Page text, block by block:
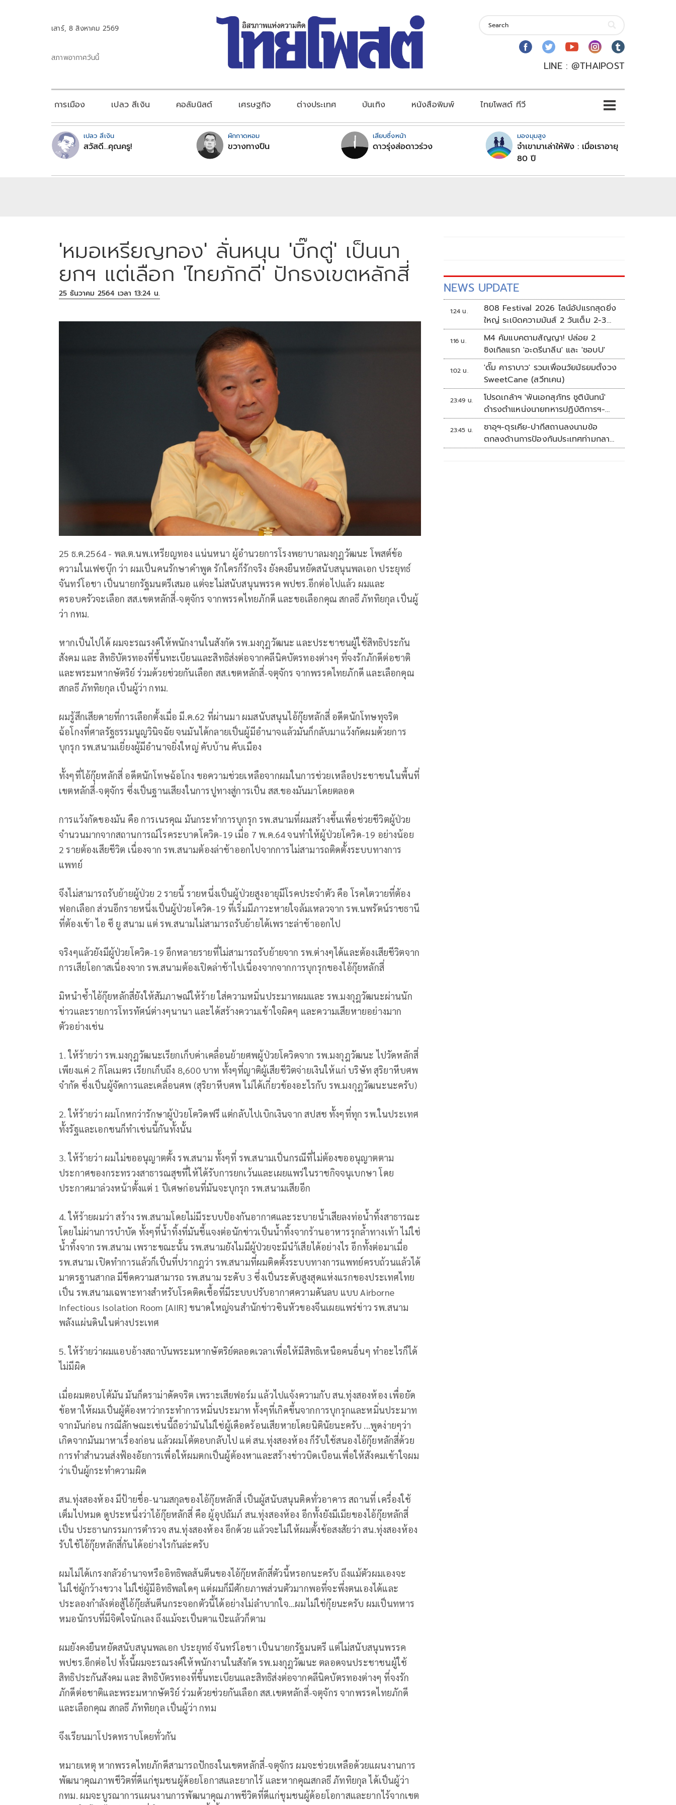
เสาร์, 8 สิงหาคม 2569
สภาพอากาศวันนี้
LINE : @THAIPOST
การเมือง เปลว สีเงิน คอลัมนิสต์ เศรษฐกิจ ต่างประเทศ บันเทิง หนังสือพิมพ์ ไทยโพสต์ ทีวี
เปลว สีเงิน
สวัสดี...คุณครู!
ผักกาดหอม
ขวางทางปืน
เสียบซึ่งหน้า
ดาวรุ่งส่อดาวร่วง
มองมุมสูง
จำเขามาเล่าให้ฟัง : เมื่อเราอายุ
80 ปี
'หมอเหรียญทอง' ลั่นหนุน 'บิ๊กตู่' เป็นนา
ยกฯ แต่เลือก 'ไทยภักดี' ปักธงเขตหลักสี่
25 ธันวาคม 2564 เวลา 13:24 น.
25 ธ.ค.2564 - พล.ต.นพ.เหรียญทอง แน่นหนา ผู้อำนวยการโรงพยาบาลมงกุฎวัฒนะ โพสต์ข้อ
ความในเฟซบุ๊ก ว่า ผมเป็นคนรักษาคำพูด รักใครก็รักจริง ยังคงยืนหยัดสนับสนุนพลเอก ประยุทธ์
จันทร์โอชา เป็นนายกรัฐมนตรีเสมอ แต่จะไม่สนับสนุนพรรค พปชร.อีกต่อไปแล้ว ผมและ
ครอบครัวจะเลือก สส.เขตหลักสี่-จตุจักร จากพรรคไทยภักดี และขอเลือกคุณ สกลธี ภัททิยกุล เป็นผู้
ว่า กทม.
หากเป็นไปได้ ผมจะรณรงค์ให้พนักงานในสังกัด รพ.มงกุฎวัฒนะ และประชาชนผู้ใช้สิทธิประกัน
สังคม และ สิทธิบัตรทองที่ขึ้นทะเบียนและสิทธิส่งต่อจากคลีนิคบัตรทองต่างๆ ที่จงรักภักดีต่อชาติ
และพระมหากษัตริย์ ร่วมด้วยช่วยกันเลือก สส.เขตหลักสี่-จตุจักร จากพรรคไทยภักดี และเลือกคุณ
สกลธี ภัททิยกุล เป็นผู้ว่า กทม.
ผมรู้สึกเสียดายที่การเลือกตั้งเมื่อ มี.ค.62 ที่ผ่านมา ผมสนับสนุนไอ้กุ๊ยหลักสี่ อดีตนักโทษทุจริต
ฉ้อโกงที่ศาลรัฐธรรมนูญวินิจฉัย จนมันได้กลายเป็นผู้มีอำนาจแล้วมันก็กลับมาแว้งกัดผมด้วยการ
บุกรุก รพ.สนามเยี่ยงผู้มีอำนาจยิ่งใหญ่ คับบ้าน คับเมือง
ทั้งๆที่ไอ้กุ๊ยหลักสี่ อดีตนักโทษฉ้อโกง ขอความช่วยเหลือจากผมในการช่วยเหลือประชาชนในพื้นที่
เขตหลักสี่-จตุจักร ซึ่งเป็นฐานเสียงในการปูทางสู่การเป็น สส.ของมันมาโดยตลอด
การแว้งกัดของมัน คือ การเนรคุณ มันกระทำการบุกรุก รพ.สนามที่ผมสร้างขึ้นเพื่อช่วยชีวิตผู้ป่วย
จำนวนมากจากสถานการณ์โรคระบาดโควิด-19 เมื่อ 7 พ.ค.64 จนทำให้ผู้ป่วยโควิด-19 อย่างน้อย
2 รายต้องเสียชีวิต เนื่องจาก รพ.สนามต้องล่าช้าออกไปจากการไม่สามารถติดตั้งระบบทางการ
แพทย์
จึงไม่สามารถรับย้ายผู้ป่วย 2 รายนี้ รายหนึ่งเป็นผู้ป่วยสูงอายุมีโรคประจำตัว คือ โรคไตวายที่ต้อง
ฟอกเลือก ส่วนอีกรายหนึ่งเป็นผู้ป่วยโควิด-19 ที่เริ่มมีภาวะหายใจล้มเหลวจาก รพ.นพรัตน์ราชธานี
ที่ต้องเข้า ไอ ซี ยู สนาม แต่ รพ.สนามไม่สามารถรับย้ายได้เพราะล่าช้าออกไป
จริงๆแล้วยังมีผู้ป่วยโควิด-19 อีกหลายรายที่ไม่สามารถรับย้ายจาก รพ.ต่างๆได้และต้องเสียชีวิตจาก
การเสียโอกาสเนื่องจาก รพ.สนามต้องเปิดล่าช้าไปเนื่องจากจากการบุกรุกของไอ้กุ๊ยหลักสี่
มิหนำซ้ำไอ้กุ๊ยหลักสี่ยังให้สัมภาษณ์ให้ร้าย ใส่ความหมิ่นประมาทผมและ รพ.มงกุฎวัฒนะผ่านนัก
ข่าวและรายการโทรทัศน์ต่างๆนานา และได้สร้างความเข้าใจผิดๆ และความเสียหายอย่างมาก
ตัวอย่างเช่น
1. ให้ร้ายว่า รพ.มงกุฎวัฒนะเรียกเก็บค่าเคลื่อนย้ายศพผู้ป่วยโควิดจาก รพ.มงกุฎวัฒนะ ไปวัดหลักสี่
เพียงแค่ 2 กิโลเมตร เรียกเก็บถึง 8,600 บาท ทั้งๆที่ญาติผู้เสียชีวิตจ่ายเงินให้แก่ บริษัท สุริยาหีบศพ
จำกัด ซึ่งเป็นผู้จัดการและเคลื่อนศพ (สุริยาหีบศพ ไม่ได้เกี่ยวข้องอะไรกับ รพ.มงกุฎวัฒนะนะครับ)
2. ให้ร้ายว่า ผมโกหกว่ารักษาผู้ป่วยโควิดฟรี แต่กลับไปเบิกเงินจาก สปสช ทั้งๆที่ทุก รพ.ในประเทศ
ทั้งรัฐและเอกชนก็ทำเช่นนี้กันทั้งนั้น
3. ให้ร้ายว่า ผมไม่ขออนุญาตตั้ง รพ.สนาม ทั้งๆที่ รพ.สนามเป็นกรณีที่ไม่ต้องขออนุญาตตาม
ประกาศของกระทรวงสาธารณสุขที่ให้ได้รับการยกเว้นและเผยแพร่ในราชกิจจนุเบกษา โดย
ประกาศมาล่วงหน้าตั้งแต่ 1 ปีเศษก่อนที่มันจะบุกรุก รพ.สนามเสียอีก
4. ให้ร้ายผมว่า สร้าง รพ.สนามโดยไม่มีระบบป้องกันอากาศและระบายน้ำเสียลงท่อน้ำทิ้งสาธารณะ
โดยไม่ผ่านการบำบัด ทั้งๆที่น้ำทิ้งที่มันชี้แจงต่อนักข่าวเป็นน้ำทิ้งจากร้านอาหารรุกล้ำทางเท้า ไม่ใช่
น้ำทิ้งจาก รพ.สนาม เพราะขณะนั้น รพ.สนามยังไมมีผู้ป่วยจะมีนำ้เสียได้อย่างไร อีกทั้งต่อมาเมื่อ
รพ.สนาม เปิดทำการแล้วก็เป็นที่ปรากฎว่า รพ.สนามที่ผมติดตั้งระบบทางการแพทย์ครบถ้วนแล้วได้
มาตรฐานสากล มีขีดความสามารถ รพ.สนาม ระดับ 3 ซึ่งเป็นระดับสูงสุดแห่งแรกของประเทศไทย
เป็น รพ.สนามเฉพาะทางสำหรับโรคติดเชื้อที่มีระบบปรับอากาศความดันลบ แบบ Airborne
Infectious Isolation Room [AIIR] ขนาดใหญ่จนสำนักข่าวซินหัวของจีนเผยแพร่ข่าว รพ.สนาม
พลังแผ่นดินในต่างประเทศ
5. ให้ร้ายว่าผมแอบอ้างสถาบันพระมหากษัตริย์ตลอดเวลาเพื่อให้มีสิทธิเหนือคนอื่นๆ ทำอะไรก็ได้
ไม่มีผิด
เมื่อผมตอบโต้มัน มันก็ดราม่าดัดจริต เพราะเสียฟอร์ม แล้วไปแจ้งความกับ สน.ทุ่งสองห้อง เพื่อยัด
ข้อหาให้ผมเป็นผู้ต้องหาว่ากระทำการหมิ่นประมาท ทั้งๆที่เกิดขึ้นจากการบุกรุกและหมิ่นประมาท
จากมันก่อน กรณีลักษณะเช่นนี้ถือว่ามันไม่ใช่ผู้เดือดร้อนเสียหายโดยนิตินัยนะครับ ...พูดง่ายๆว่า
เกิดจากมันมาหาเรื่องก่อน แล้วผมโต้ตอบกลับไป แต่ สน.ทุ่งสองห้อง ก็รับใช้สนองไอ้กุ๊ยหลักสี่ด้วย
การทำสำนวนส่งฟ้องอัยการเพื่อให้ผมตกเป็นผู้ต้องหาและสร้างข่าวบิดเบือนเพื่อให้สังคมเข้าใจผม
ว่าเป็นผู้กระทำความผิด
สน.ทุ่งสองห้อง มีป้ายชื่อ-นามสกุลของไอ้กุ๊ยหลักสี่ เป็นผู้สนับสนุนติดทั่วอาคาร สถานที่ เครื่องใช้
เต็มไปหมด ดูประหนึ่งว่าไอ้กุ๊ยหลักสี่ คือ ผู้อุปถัมภ์ สน.ทุ่งสองห้อง อีกทั้งยังมีเมียของไอ้กุ๊ยหลักสี่
เป็น ประธานกรรมการตำรวจ สน.ทุ่งสองห้อง อีกด้วย แล้วจะไม่ให้ผมตั้งข้อสงสัยว่า สน.ทุ่งสองห้อง
รับใช้ไอ้กุ๊ยหลักสี่กันได้อย่างไรกันล่ะครับ
ผมไม่ได้เกรงกลัวอำนาจหรืออิทธิพลส้นตีนของไอ้กุ๊ยหลักสี่ตัวนี้หรอกนะครับ ถึงแม้ตัวผมเองจะ
ไม่ใช่ผู้กว้างขวาง ไม่ใช่ผู้มีอิทธิพลใดๆ แต่ผมก็มีศักยภาพส่วนตัวมากพอที่จะพึ่งตนเองได้และ
ประลองกำลังต่อสู้ไอ้กุ๊ยส้นตีนกระจอกตัวนี้ได้อย่างไม่ลำบากใจ...ผมไม่ใช่กุ๊ยนะครับ ผมเป็นทหาร
หมอนักรบที่มีจิตใจนักเลง ถึงแม้จะเป็นตาแป๊ะแล้วก็ตาม
ผมยังคงยืนหยัดสนับสนุนพลเอก ประยุทธ์ จันทร์โอชา เป็นนายกรัฐมนตรี แต่ไม่สนับสนุนพรรค
พปชร.อีกต่อไป ทั้งนี้ผมจะรณรงค์ให้พนักงานในสังกัด รพ.มงกุฎวัฒนะ ตลอดจนประชาชนผู้ใช้
สิทธิประกันสังคม และ สิทธิบัตรทองที่ขึ้นทะเบียนและสิทธิส่งต่อจากคลีนิคบัตรทองต่างๆ ที่จงรัก
ภักดีต่อชาติและพระมหากษัตริย์ ร่วมด้วยช่วยกันเลือก สส.เขตหลักสี่-จตุจักร จากพรรคไทยภักดี
และเลือกคุณ สกลธี ภัททิยกุล เป็นผู้ว่า กทม
จึงเรียนมาโปรดทราบโดยทั่วกัน
หมายเหตุ หากพรรคไทยภักดีสามารถปักธงในเขตหลักสี่-จตุจักร ผมจะช่วยเหลือด้วยแผนงานการ
พัฒนาคุณภาพชีวิตที่ดีแก่ชุมชนผู้ด้อยโอกาสและยากไร้ และหากคุณสกลธี ภัททิยกุล ได้เป็นผู้ว่า
กทม. ผมจะบูรณาการแผนงานการพัฒนาคุณภาพชีวิตที่ดีแก่ชุมชนผู้ด้อยโอกาสและยากไร้จากเขต
NEWS UPDATE
1:24 น.
808 Festival 2026 ไลน์อัปแรกสุดยิ่ง
ใหญ่ ระเบิดความมันส์ 2 วันเต็ม 2-3
ต.ค.นี้
1:16 น.
M4 คัมแบคตามสัญญา! ปล่อย 2
ซิงเกิลแรก 'อะดรีนาลีน' และ 'ชอบU'
1:02 น.
'ดั๊ม คาราบาว' รวมเพื่อนวัยมัธยมตั้งวง
SweetCane (สวีทเคน)
23:49 น.
โปรดเกล้าฯ 'พันเอกสุภัทร ชูตินันทน์'
ดำรงตำแหน่งนายทหารปฏิบัติการฯ-
พระราชทานยศ 'พลตรี'
23:45 น.
ซาอุฯ-ตุรเคีย-ปากีสถานลงนามข้อ
ตกลงด้านการป้องกันประเทศท่ามกลาง
สงครามในภูมิภาค